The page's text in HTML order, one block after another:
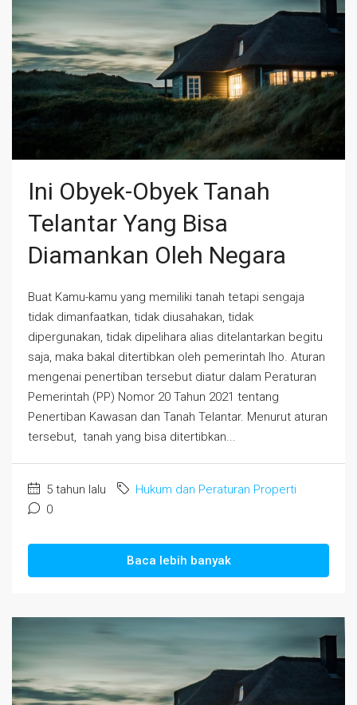
Ini Obyek-Obyek Tanah
Telantar Yang Bisa
Diamankan Oleh Negara
Buat Kamu-kamu yang memiliki tanah tetapi sengaja
tidak dimanfaatkan, tidak diusahakan, tidak
dipergunakan, tidak dipelihara alias ditelantarkan begitu
saja, maka bakal ditertibkan oleh pemerintah lho. Aturan
mengenai penertiban tersebut diatur dalam Peraturan
Pemerintah (PP) Nomor 20 Tahun 2021 tentang
Penertiban Kawasan dan Tanah Telantar. Menurut aturan
tersebut, tanah yang bisa ditertibkan...
5 tahun lalu
Hukum dan Peraturan Properti
0
Baca lebih banyak